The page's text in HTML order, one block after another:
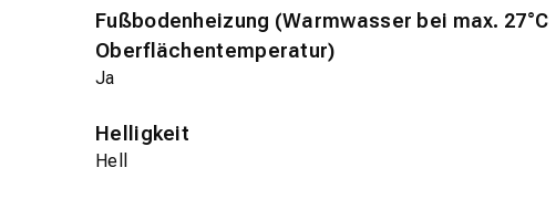
Fußbodenheizung (Warmwasser bei max. 27°C
Oberflächentemperatur)
Ja
Helligkeit
Hell